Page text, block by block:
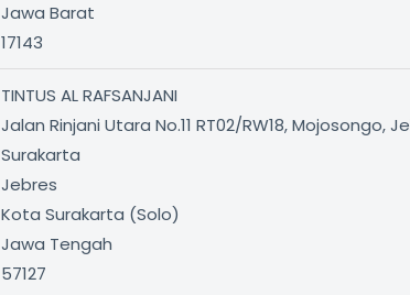
Jawa Barat
17143
TINTUS AL RAFSANJANI
Jalan Rinjani Utara No.11 RT02/RW18, Mojosongo,
Surakarta
Jebres
Kota Surakarta (Solo)
Jawa Tengah
57127